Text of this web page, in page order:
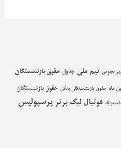
نجومی تیم ملی جدول حقوق بازنشستگان
ماه حقوق بازنشستگان بانکی حقوق بازنشستگان
فوتبال لیگ برتر پرسپولیس